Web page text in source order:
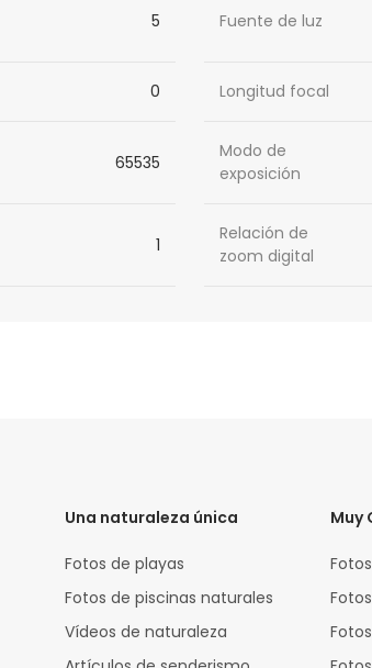
5 Fuente de luz
0 Longitud focal
65535
Modo de
exposición
1
Relación de
zoom digital
Una naturaleza única
Fotos de playas
Fotos de piscinas naturales
Vídeos de naturaleza
Muy